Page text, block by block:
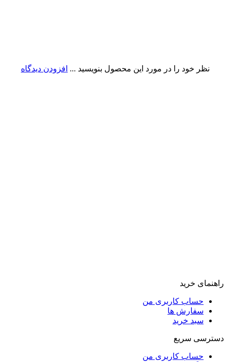
نظر خود را در مورد این محصول بنویسید ... افزودن دیدگاه
راهنمای خرید
حساب کاربری من
سفارش ها
سبد خرید
دسترسی سریع
حساب کاربری من